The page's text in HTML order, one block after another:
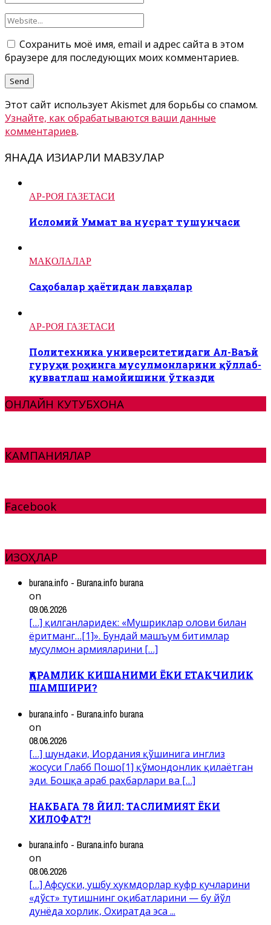
Сохранить моё имя, email и адрес сайта в этом
браузере для последующих моих комментариев.
Этот сайт использует Akismet для борьбы со спамом.
Узнайте, как обрабатываются ваши данные
комментариев.
ЯНАДА ҚИЗИҚАРЛИ МАВЗУЛАР
АР-РОЯ ГАЗЕТАСИ
Исломий Уммат ва нусрат тушунчаси
МАҚОЛАЛАР
Саҳобалар ҳаётидан лавҳалар
АР-РОЯ ГАЗЕТАСИ
Политехника университетидаги Ал-Ваъй
гуруҳи роҳинга мусулмонларини қўллаб-
қувватлаш намойишини ўтказди
ОНЛАЙН КУТУБХОНА
КАМПАНИЯЛАР
Facebook
ИЗОҲЛАР
burana.info - Burana.info burana
on
09.06.2026
[…] қилганларидек: «Мушриклар олови билан
ёритманг…[1]». Бундай машъум битимлар
мусулмон армияларини […]
ҚАРАМЛИК КИШАНИМИ ЁКИ ЕТАКЧИЛИК
ШАМШИРИ?
burana.info - Burana.info burana
on
08.06.2026
[…] шундаки, Иордания қўшинига инглиз
жосуси Глабб Пошо[1] қўмондонлик қилаётган
эди. Бошқа араб раҳбарлари ва […]
НАКБАГА 78 ЙИЛ: ТАСЛИМИЯТ ЁКИ
ХИЛОФАТ?!
burana.info - Burana.info burana
on
08.06.2026
[…] Афсуски, ушбу ҳукмдорлар куфр кучларини
«дўст» тутишнинг оқибатларини — бу йўл
дунёда хорлик, Охиратда эса ...